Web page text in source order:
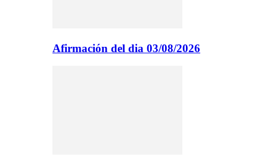
Afirmación del dia 03/08/2026